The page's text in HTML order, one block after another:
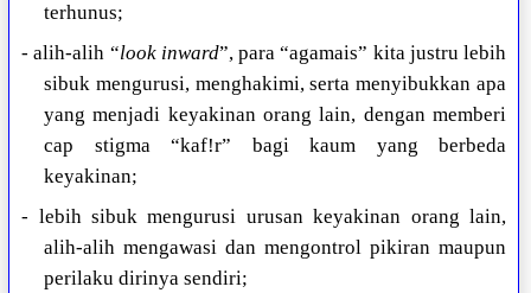
terhunus;
- alih-alih “look inward”, para “agamais” kita justru lebih
sibuk mengurusi, menghakimi, serta menyibukkan apa
yang menjadi keyakinan orang lain, dengan memberi
cap stigma “kaf!r” bagi kaum yang berbeda
keyakinan;
- lebih sibuk mengurusi urusan keyakinan orang lain,
alih-alih mengawasi dan mengontrol pikiran maupun
perilaku dirinya sendiri;